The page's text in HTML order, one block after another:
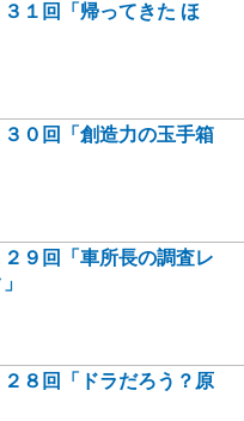
１回「帰ってきた ほ
０回「創造力の玉手箱
９回「車所長の調査レ
８回「ドラだろう？原